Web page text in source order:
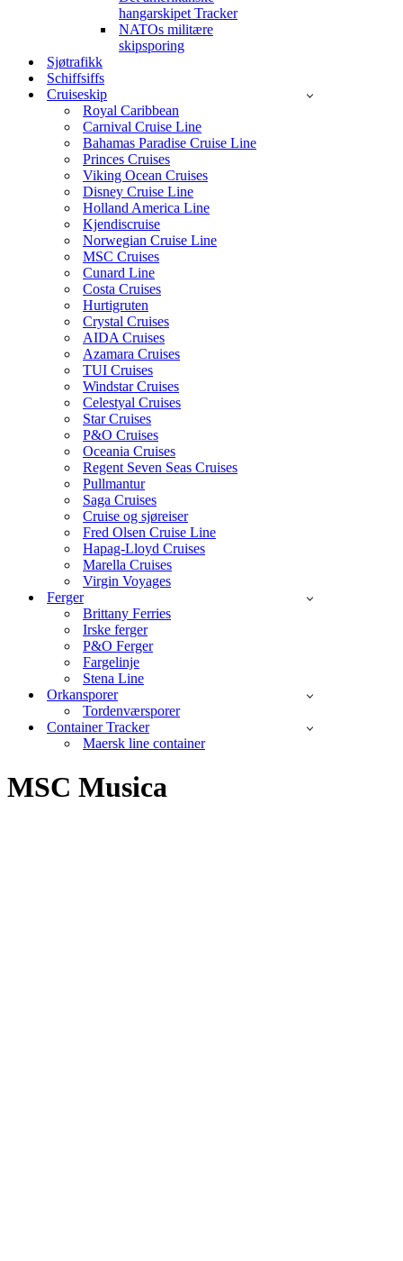
hangarskipet Tracker
NATOs militære
skipsporing
Sjøtrafikk
Schiffsiffs
Cruiseskip
Royal Caribbean
Carnival Cruise Line
Bahamas Paradise Cruise Line
Princes Cruises
Viking Ocean Cruises
Disney Cruise Line
Holland America Line
Kjendiscruise
Norwegian Cruise Line
MSC Cruises
Cunard Line
Costa Cruises
Hurtigruten
Crystal Cruises
AIDA Cruises
Azamara Cruises
TUI Cruises
Windstar Cruises
Celestyal Cruises
Star Cruises
P&O Cruises
Oceania Cruises
Regent Seven Seas Cruises
Pullmantur
Saga Cruises
Cruise og sjøreiser
Fred Olsen Cruise Line
Hapag-Lloyd Cruises
Marella Cruises
Virgin Voyages
Ferger
Brittany Ferries
Irske ferger
P&O Ferger
Fargelinje
Stena Line
Orkansporer
Tordenværsporer
Container Tracker
Maersk line container
MSC Musica